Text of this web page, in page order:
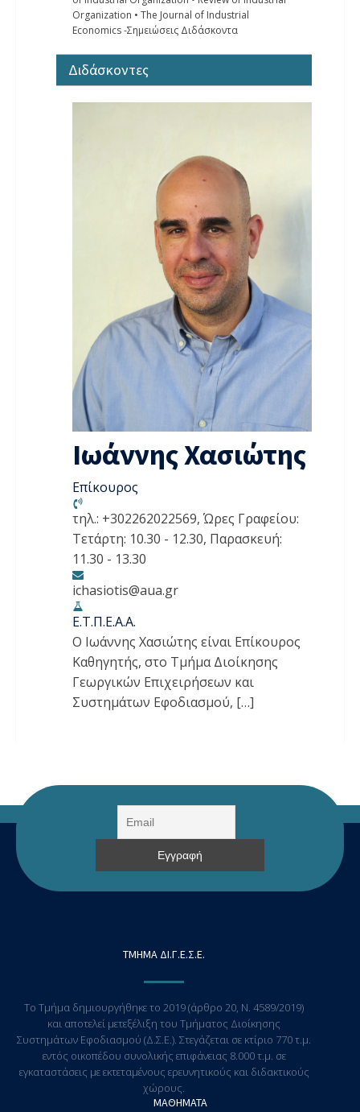
Organization • The Journal of Industrial
Economics -Σημειώσεις Διδάσκοντα
Διδάσκοντες
Iωάννης Χασιώτης
Επίκουρος
τηλ.: +302262022569, Ώρες Γραφείου:
Τετάρτη: 10.30 - 12.30, Παρασκευή:
11.30 - 13.30
ichasiotis@aua.gr
Ε.Τ.Π.Ε.Α.Α.
Ο Ιωάννης Χασιώτης είναι Επίκουρος
Καθηγητής, στο Τμήμα Διοίκησης
Γεωργικών Επιχειρήσεων και
Συστημάτων Εφοδιασμού, […]
ΤΜΗΜΑ ΔΙ.Γ.Ε.Σ.Ε.
Το Τμήμα δημιουργήθηκε το 2019 (άρθρο 20, Ν. 4589/2019)
και αποτελεί μετεξέλιξη του Τμήματος Διοίκησης
Συστημάτων Εφοδιασμού (Δ.Σ.Ε.). Στεγάζεται σε κτίριο 770 τ.μ.
εντός οικοπέδου συνολικής επιφάνειας 8.000 τ.μ. σε
εγκαταστάσεις με εκτεταμένους ερευνητικούς και διδακτικούς
χώρους.
ΜΑΘΗΜΑΤΑ